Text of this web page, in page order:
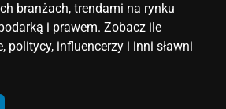
branżach, trendami na rynku
i prawem. Zobacz ile
politycy, influencerzy i inni sławni